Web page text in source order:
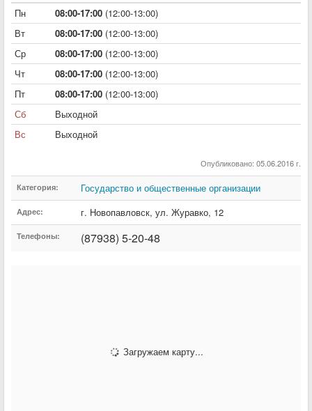
Пн
08:00-17:00 (12:00-13:00)
Вт
08:00-17:00 (12:00-13:00)
Ср
08:00-17:00 (12:00-13:00)
Чт
08:00-17:00 (12:00-13:00)
Пт
08:00-17:00 (12:00-13:00)
Сб
Выходной
Вс
Выходной
Опубликовано: 05.06.2016 г.
Категория: Государство и общественные организации
Адрес: г. Новопавловск, ул. Журавко, 12
Телефоны: (87938) 5-20-48
Загружаем карту...